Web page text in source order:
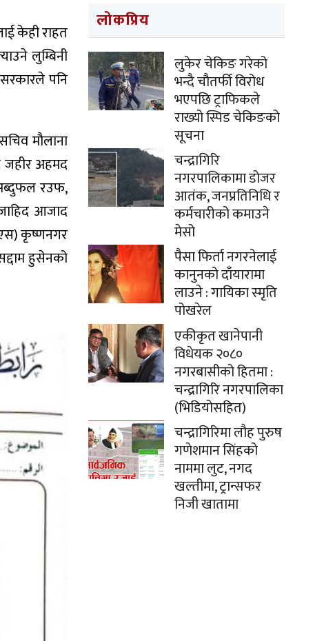
केही राहत
लुम्बिनी
पनि
मौलाना
जहीर अहमद
रउफ,
आजाद
कृष्णनगर
हुसेनको
लोकप्रिय
लुकेर चेकिङ गरेको
भन्दै चौतर्फी विरोध
भएपछि ट्राफिकले
राख्यो स्पिड चेकिङको
सूचना
चन्द्रागिरि
नगरपालिकामा डोजर
आतंक, जनप्रतिनिधि र
कर्मचारीको कमाउने
मेसो
पैसा फिर्ता नगरनेलाई
कानुनको दाँयारामा
लाउने : गायिका स्‍मृति
पोखरेल
एकीकृत खानेपानी
विधेयक २०८०
नगरबासीको हितमा :
चन्द्रागिरि नगरपालिका
(भिडियोसहित)
चन्द्रागिरिमा लौह पुरुष
गणेशमान सिंहको
नाममा लुट, नगद
खल्तीमा, ट्रान्सफर
निजी खातामा